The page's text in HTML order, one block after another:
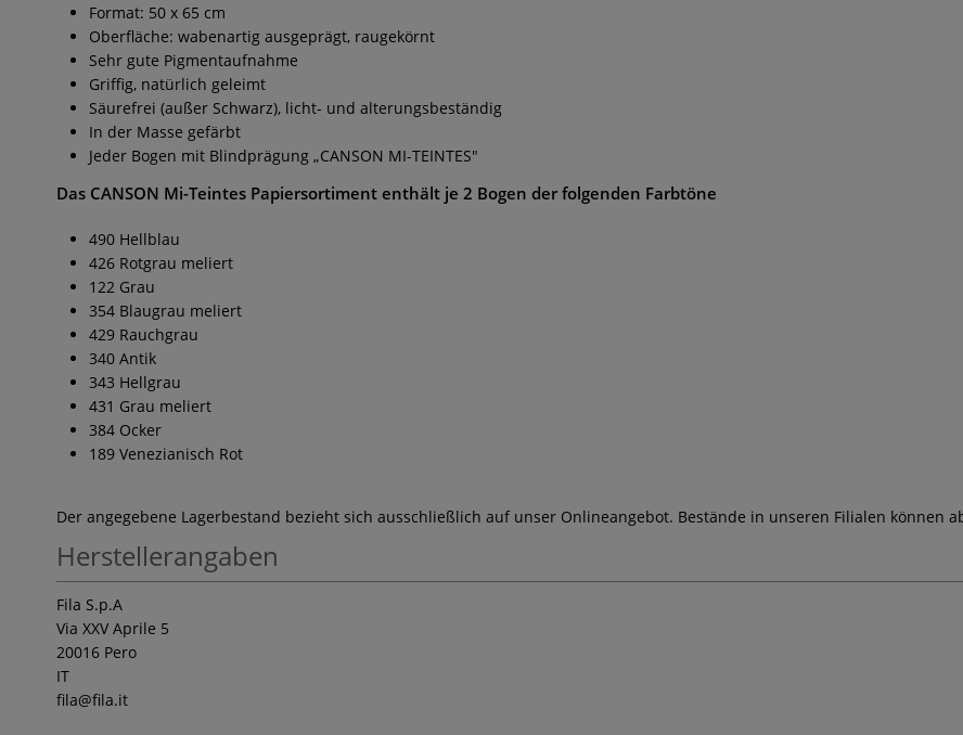
Format: 50 x 65 cm
Oberfläche: wabenartig ausgeprägt, raugekörnt
Sehr gute Pigmentaufnahme
Griffig, natürlich geleimt
Säurefrei (außer Schwarz), licht- und alterungsbeständig
In der Masse gefärbt
Jeder Bogen mit Blindprägung „CANSON MI-TEINTES"
Das CANSON Mi-Teintes Papiersortiment enthält je 2 Bogen der folgenden Farbtöne
490 Hellblau
426 Rotgrau meliert
122 Grau
354 Blaugrau meliert
429 Rauchgrau
340 Antik
343 Hellgrau
431 Grau meliert
384 Ocker
189 Venezianisch Rot
Der angegebene Lagerbestand bezieht sich ausschließlich auf unser Onlineangebot. Bestände in unseren Filialen können
Herstellerangaben
Fila S.p.A
Via XXV Aprile 5
20016 Pero
IT
fila@fila.it